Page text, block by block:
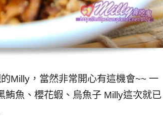
Milly，當然非常開心有這機會~~ 一
鮪魚、櫻花蝦、烏魚子 Milly這次就已